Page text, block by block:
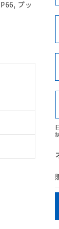
プッ